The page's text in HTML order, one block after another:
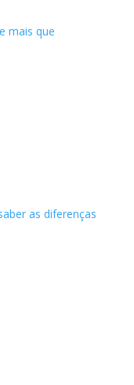
mais que
as diferenças